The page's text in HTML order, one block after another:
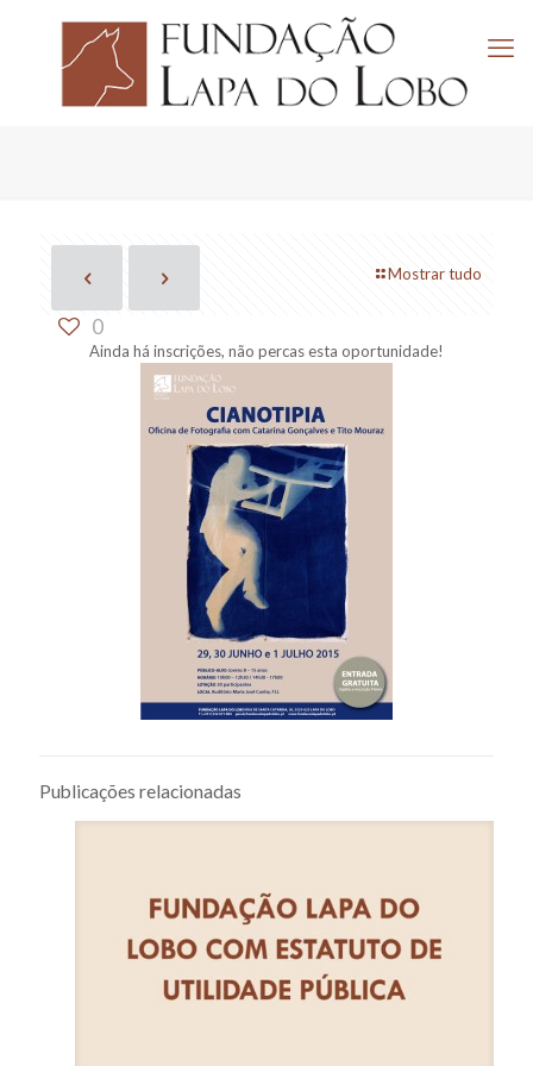
Mostrar tudo
0
Ainda há inscrições, não percas esta oportunidade!
Publicações relacionadas